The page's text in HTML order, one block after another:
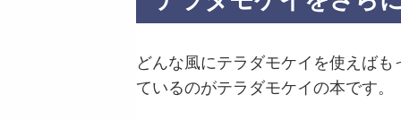
どんな風にテラダモケイを使えば
ているのがテラダモケイの本です。